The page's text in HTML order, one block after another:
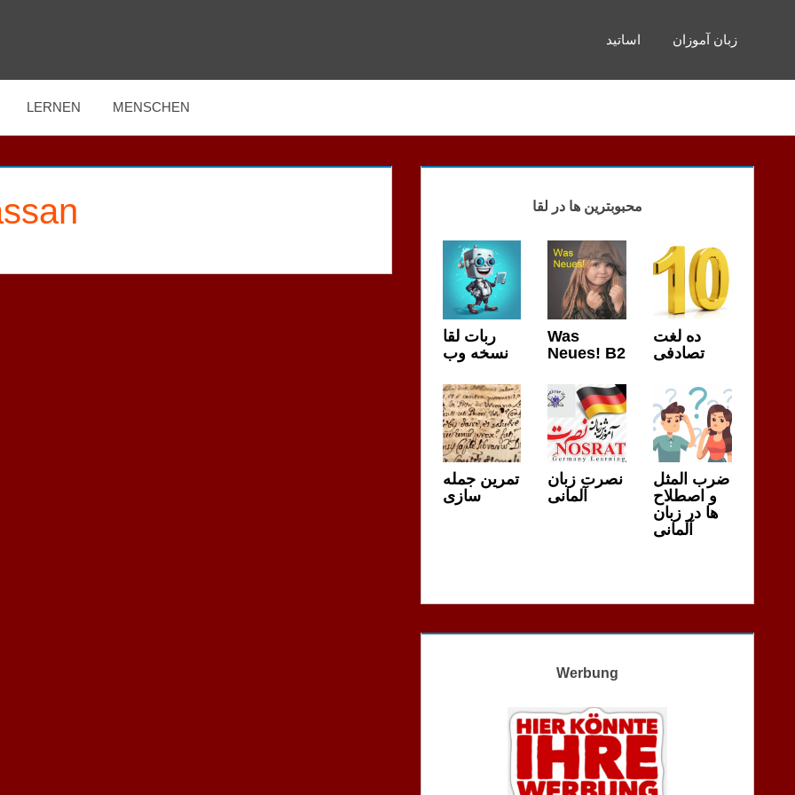
اساتید زبان آموزان
LERNEN MENSCHEN
محبوبترین ها در لقا
ربات لقا
نسخه وب
Was
Neues! B2
ده لغت
تصادفی
تمرین جمله
سازی
نصرت زبان
آلمانی
ضرب المثل
و اصطلاح
ها در زبان
آلمانی
Werbung